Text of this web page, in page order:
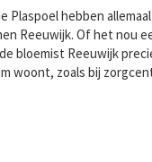
hebben
Reeuwijk. Of het nou
bloemist Reeuwijk
woont, zoals bij